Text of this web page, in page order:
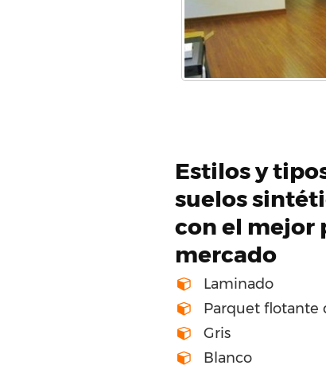
Estilos y
suelos
con el mejor
mercado
Laminado
Parquet flotante
Gris
Blanco